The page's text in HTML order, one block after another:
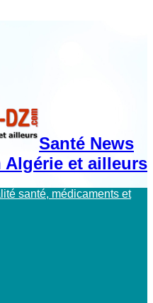
Santé News
Algérie et ailleurs
santé, médicaments et